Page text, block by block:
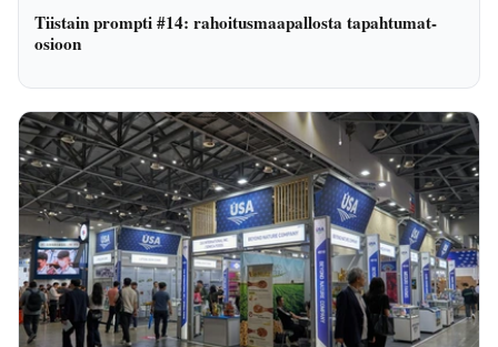
Tiistain prompti #14: rahoitusmaapallosta tapahtumat-
osioon